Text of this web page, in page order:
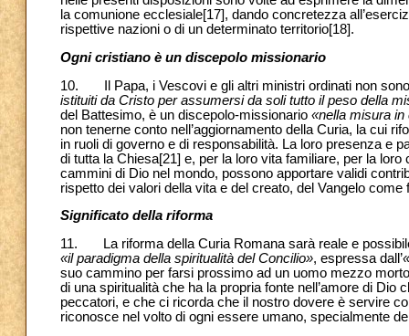
la comunione ecclesiale[17], dando concretezza
rispettive nazioni o di un determinato territorio[18].
Ogni cristiano è un discepolo missionario
10. Il Papa, i Vescovi e gli altri ministri ordinati non
istituiti da Cristo per assumersi da soli tutto il peso della
del Battesimo, è un discepolo-missionario «nella misura in
non tenerne conto nell’aggiornamento della Curia, la cui
in ruoli di governo e di responsabilità. La loro presenza e
di tutta la Chiesa[21] e, per la loro vita familiare, per la
cammini di Dio nel mondo, possono apportare validi
rispetto dei valori della vita e del creato, del Vangelo
Significato della riforma
11. La riforma della Curia Romana sarà reale e
«il paradigma della spiritualità del Concilio», espressa dall’
suo cammino per farsi prossimo ad un uomo mezzo
di una spiritualità che ha la propria fonte nell’amore di
peccatori, e che ci ricorda che il nostro dovere è servire
riconosce nel volto di ogni essere umano, specialmente